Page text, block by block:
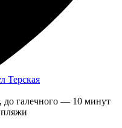
Терская
до галечного — 10 минут